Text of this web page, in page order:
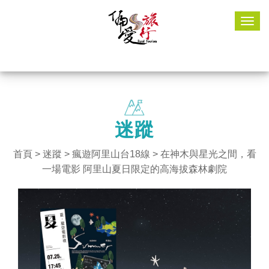
迷蹤
首頁> 迷蹤 > 瘋遊阿里山台18線 > 在神木與星光之間，看
一場電影 阿里山夏日限定的高海拔森林劇院